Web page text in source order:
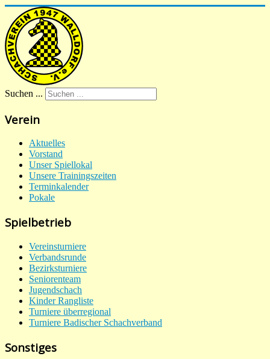
Suchen ...
Verein
Aktuelles
Vorstand
Unser Spiellokal
Unsere Trainingszeiten
Terminkalender
Pokale
Spielbetrieb
Vereinsturniere
Verbandsrunde
Bezirksturniere
Seniorenteam
Jugendschach
Kinder Rangliste
Turniere überregional
Turniere Badischer Schachverband
Sonstiges